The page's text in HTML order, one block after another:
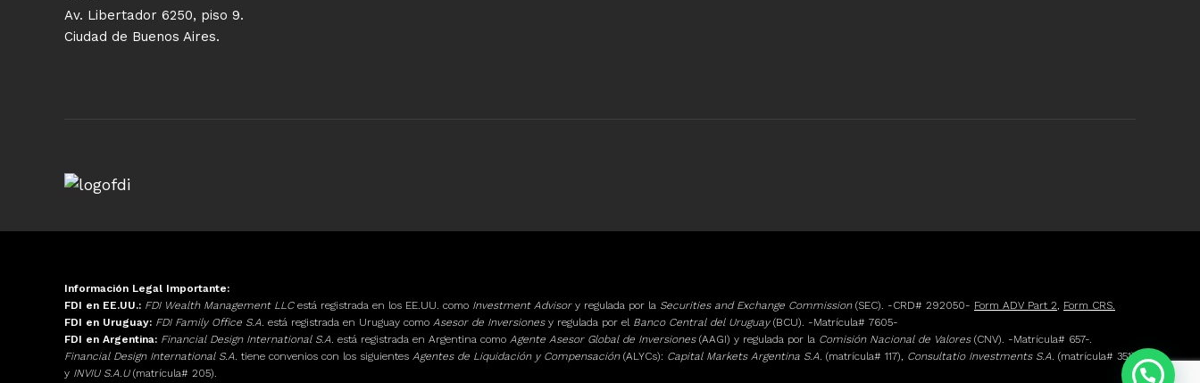
Av. Libertador 6250, piso 9.
Ciudad de Buenos Aires.
Información Legal Importante:
FDI en EE.UU.: FDI Wealth Management LLCestá registrada en los EE.UU. como Investment Advisory regulada por la Securities and Exchange Commission(SEC). -CRD# 292050- Form ADV Part 2
Form CRS.
FDI en Uruguay: FDI Family Office S.A. está registrada en Uruguay como Asesor de Inversionesy regulada por el Banco Central del Uruguay(BCU). -Matrícula# 7605-
FDI en Argentina: Financial Design International S.A. está registrada en Argentina como Agente Asesor Global de Inversiones(AAGI) y regulada por la Comisión Nacional de Valores(CNV). -Matrícula# 657-.
Financial Design International S.A. tiene convenios con los siguientes Agentes de Liquidación y Compensación(ALYCs): Capital Markets Argentina S.A. (matrícula# 117), Consultatio Investments S.A. (matrícula# 351)
y INVIU S.A.U(matrícula# 205).